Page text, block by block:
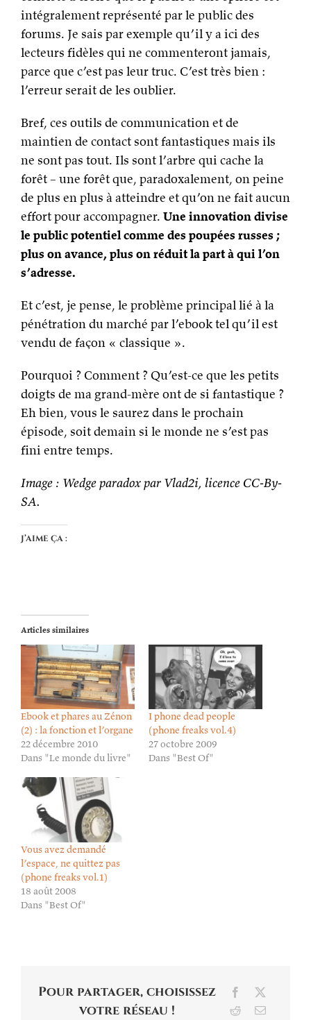
intégralement représenté par le public des
forums. Je sais par exemple qu’il y a ici des
lecteurs fidèles qui ne commenteront jamais,
parce que c’est pas leur truc. C’est très bien :
l’erreur serait de les oublier.
Bref, ces outils de communication et de
maintien de contact sont fantastiques mais ils
ne sont pas tout. Ils sont l’arbre qui cache la
forêt – une forêt que, paradoxalement, on peine
de plus en plus à atteindre et qu’on ne fait aucun
effort pour accompagner. Une innovation divise
le public potentiel comme des poupées russes ;
plus on avance, plus on réduit la part à qui l’on
s’adresse.
Et c’est, je pense, le problème principal lié à la
pénétration du marché par l’ebook tel qu’il est
vendu de façon « classique ».
Pourquoi ? Comment ? Qu’est-ce que les petits
doigts de ma grand-mère ont de si fantastique ?
Eh bien, vous le saurez dans le prochain
épisode, soit demain si le monde ne s’est pas
fini entre temps.
Image : Wedge paradox par Vlad2i, licence CC-By-
SA.
J’aime ça :
Articles similaires
Ebook et phares au Zénon
(2) : la fonction et l’organe
22 décembre 2010
Dans "Le monde du livre"
I phone dead people
(phone freaks vol.4)
27 octobre 2009
Dans "Best Of"
Vous avez demandé
l’espace, ne quittez pas
(phone freaks vol.1)
18 août 2008
Dans "Best Of"
Pour partager, choisissez
votre réseau !
Facebook
RedditEmail